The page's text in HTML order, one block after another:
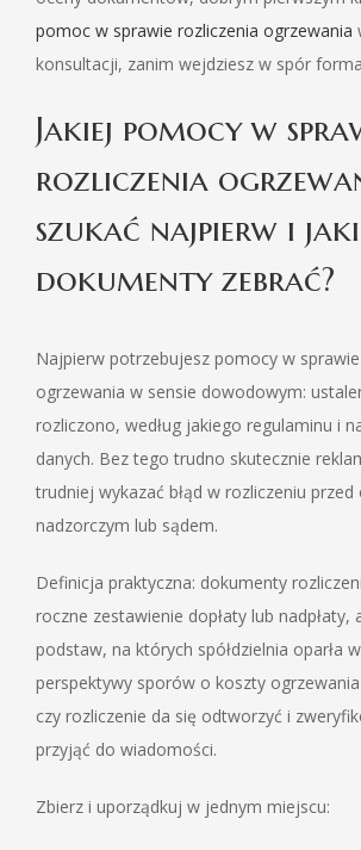
pomoc w sprawie rozliczenia ogrzewania
konsultacji, zanim wejdziesz w spór
Jakiej pomocy w
rozliczenia
szukać najpierw i
dokumenty zebrać?
Najpierw potrzebujesz pomocy w
ogrzewania w sensie dowodowym:
rozliczono, według jakiego regulaminu i
danych. Bez tego trudno skutecznie
trudniej wykazać błąd w rozliczeniu przed
nadzorczym lub sądem.
Definicja praktyczna: dokumenty
roczne zestawienie dopłaty lub nadpłaty,
podstaw, na których spółdzielnia oparła
perspektywy sporów o koszty
czy rozliczenie da się odtworzyć i
przyjąć do wiadomości.
Zbierz i uporządkuj w jednym miejscu: